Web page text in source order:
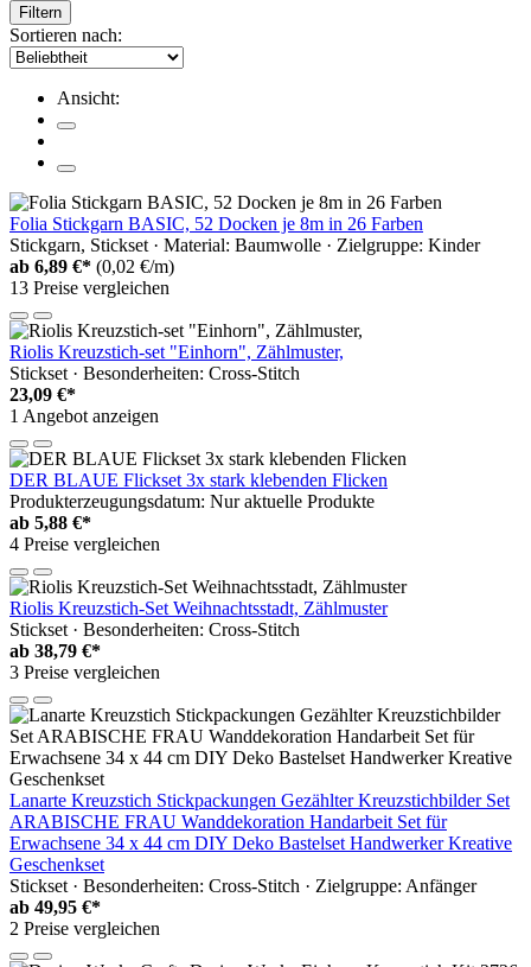
Filtern
Sortieren nach:
Ansicht:
Folia Stickgarn BASIC, 52 Docken je 8m in 26 Farben
Stickgarn, Stickset · Material: Baumwolle · Zielgruppe: Kinder
ab 6,89 €* (0,02 €/m)
13 Preise vergleichen
Riolis Kreuzstich-set "Einhorn", Zählmuster,
Stickset · Besonderheiten: Cross-Stitch
23,09 €*
1 Angebot anzeigen
DER BLAUE Flickset 3x stark klebenden Flicken
Produkterzeugungsdatum: Nur aktuelle Produkte
ab 5,88 €*
4 Preise vergleichen
Riolis Kreuzstich-Set Weihnachtsstadt, Zählmuster
Stickset · Besonderheiten: Cross-Stitch
ab 38,79 €*
3 Preise vergleichen
Lanarte Kreuzstich Stickpackungen Gezählter Kreuzstichbilder Set
ARABISCHE FRAU Wanddekoration Handarbeit Set für
Erwachsene 34 x 44 cm DIY Deko Bastelset Handwerker Kreative
Geschenkset
Stickset · Besonderheiten: Cross-Stitch · Zielgruppe: Anfänger
ab 49,95 €*
2 Preise vergleichen